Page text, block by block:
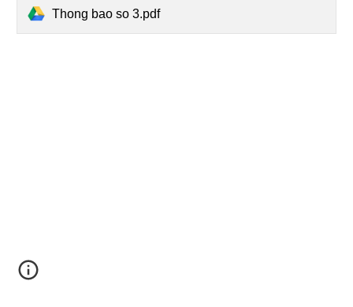
Thong bao so 3.pdf